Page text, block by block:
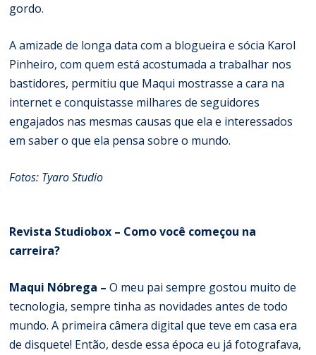
gordo.
A amizade de longa data com a blogueira e sócia Karol
Pinheiro, com quem está acostumada a trabalhar nos
bastidores, permitiu que Maqui mostrasse a cara na
internet e conquistasse milhares de seguidores
engajados nas mesmas causas que ela e interessados
em saber o que ela pensa sobre o mundo.
Fotos: Tyaro Studio
Revista Studiobox – Como você começou na
carreira?
Maqui Nóbrega – O meu pai sempre gostou muito de
tecnologia, sempre tinha as novidades antes de todo
mundo. A primeira câmera digital que teve em casa era
de disquete! Então, desde essa época eu já fotografava,